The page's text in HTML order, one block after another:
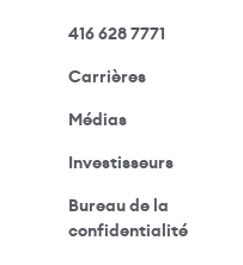
416 628 7771
Carrières(s’ouvre
Médias(ouvre votre
Investisseurs(ouvre
Bureau de la
confidentialité(ouvre